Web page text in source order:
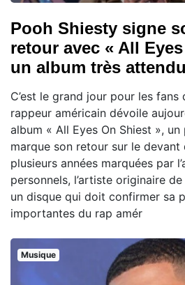
Pooh Shiesty signe
retour avec « All
un album très attendu
C’est le grand jour pour les fans
rappeur américain dévoile
album « All Eyes On Shiest »,
marque son retour sur le devant
plusieurs années marquées par
personnels, l’artiste originaire
un disque qui doit confirmer sa
importantes du rap amér
Musique